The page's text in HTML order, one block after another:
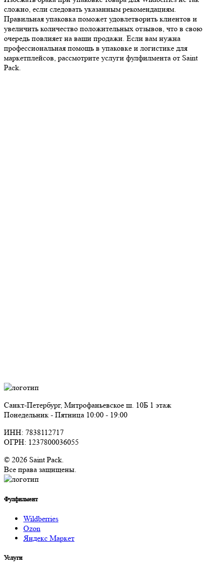
сложно, если следовать указанным рекомендациям.
Правильная упаковка поможет удовлетворить клиентов и
увеличить количество положительных отзывов, что в свою
очередь повлияет на ваши продажи. Если вам нужна
профессиональная помощь в упаковке и логистике для
маркетплейсов, рассмотрите услуги фулфилмента от Saint
Pack.
Санкт-Петербург, Митрофаньевское ш. 10Б 1 этаж
Понедельник - Пятница 10:00 - 19:00
ИНН: 7838112717
ОГРН: 1237800036055
© 2026 Saint Pack.
Все права защищены.
Фулфилмент
Wildberries
Ozon
Яндекс Маркет
Услуги